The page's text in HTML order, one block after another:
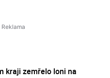
kraji zemřelo loni na